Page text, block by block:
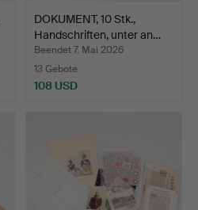
DOKUMENT, 10 Stk.,
Handschriften, unter an…
Beendet 7. Mai 2026
13 Gebote
108 USD